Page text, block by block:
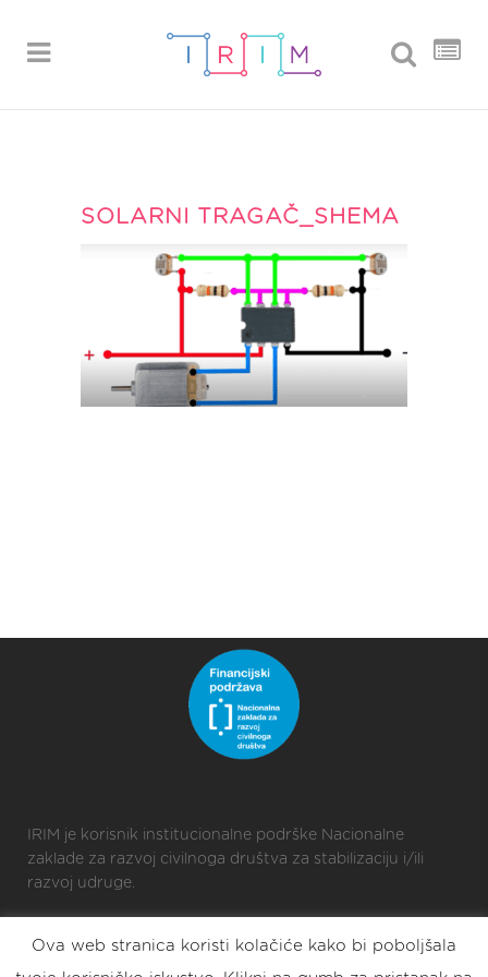
SOLARNI TRAGAČ_SHEMA
IRIM je korisnik institucionalne podrške Nacionalne
zaklade za razvoj civilnoga društva za stabilizaciju i/ili
razvoj udruge.
Ova web stranica koristi kolačiće kako bi poboljšala